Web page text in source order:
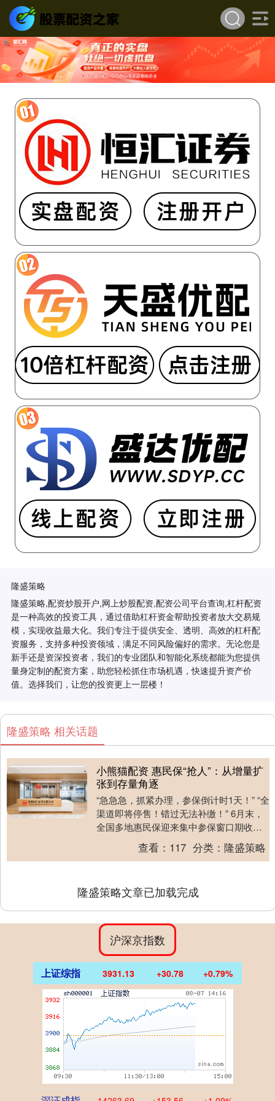
隆盛策略
隆盛策略,配资炒股开户,网上炒股配资,配资公司平台查询,杠杆配资
是一种高效的投资工具，通过借助杠杆资金帮助投资者放大交易规
模，实现收益最大化。我们专注于提供安全、透明、高效的杠杆配
资服务，支持多种投资领域，满足不同风险偏好的需求。无论您是
新手还是资深投资者，我们的专业团队和智能化系统都能为您提供
量身定制的配资方案，助您轻松抓住市场机遇，快速提升资产价
值。选择我们，让您的投资更上一层楼！
隆盛策略 相关话题
小熊猫配资 惠民保“抢人”：从增量扩
张到存量角逐
“急急急，抓紧办理，参保倒计时1天！” “全
渠道即将停售！错过无法补缴！” 6月末，
全国多地惠民保迎来集中参保窗口期收官
节点，一场激烈的参保“抢人大战”在线上
查看： 117 分类：隆盛策略
隆盛策略文章已加载完成
沪深京指数
上证综指 3931.13 +30.78 +0.79%